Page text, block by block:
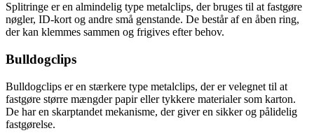
Splitringe er en almindelig type metalclips, der bruges til at fastgøre
nøgler, ID-kort og andre små genstande. De består af en åben ring,
der kan klemmes sammen og frigives efter behov.
Bulldogclips
Bulldogclips er en stærkere type metalclips, der er velegnet til at
fastgøre større mængder papir eller tykkere materialer som karton.
De har en skarptandet mekanisme, der giver en sikker og pålidelig
fastgørelse.